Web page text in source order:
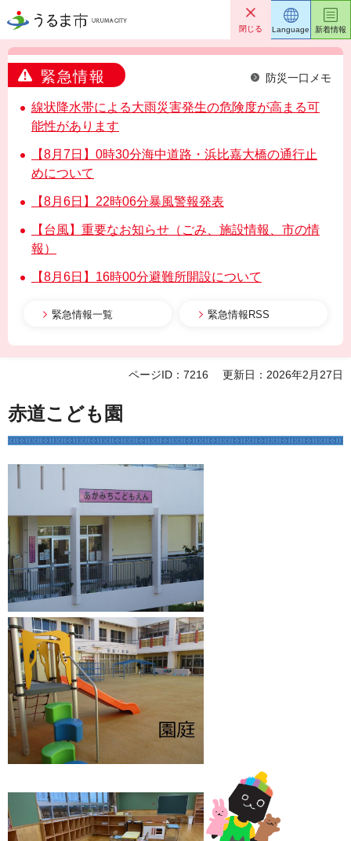
うるま市 閉じる
緊急情報 防災一口メモ
線状降水帯による大雨災害発生の危険度が高まる可
能性があります
【8月7日】0時30分海中道路・浜比嘉大橋の通行止
めについて
【8月6日】22時06分暴風警報発表
【台風】重要なお知らせ（ごみ、施設情報、市の情
報）
【8月6日】16時00分避難所開設について
緊急情報一覧 緊急情報RSS
Language 新着情報
ページID：7216 更新日：2026年2月27日
赤道こども園